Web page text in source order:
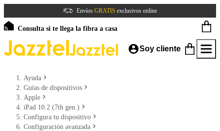
Envíos GRATIS exclusivos online
Consulta si te llega la fibra a casa
Soy cliente
Ayuda
Guías de dispositivos
Apple
iPad 10.2 (7th gen.)
Configura tu dispositivo
Configuración avanzada